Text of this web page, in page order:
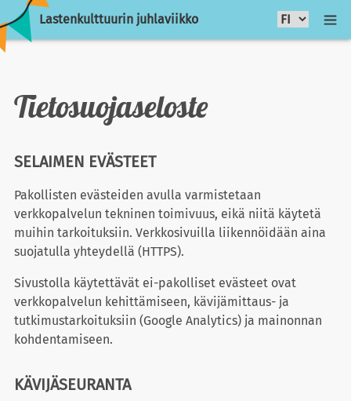
Lastenkulttuurin juhlaviikko
Tietosuojaseloste
SELAIMEN EVÄSTEET
Pakollisten evästeiden avulla varmistetaan
verkkopalvelun tekninen toimivuus, eikä niitä käytetä
muihin tarkoituksiin. Verkkosivuilla liikennöidään aina
suojatulla yhteydellä (HTTPS).
Sivustolla käytettävät ei-pakolliset evästeet ovat
verkkopalvelun kehittämiseen, kävijämittaus- ja
tutkimustarkoituksiin (Google Analytics) ja mainonnan
kohdentamiseen.
KÄVIJÄSEURANTA